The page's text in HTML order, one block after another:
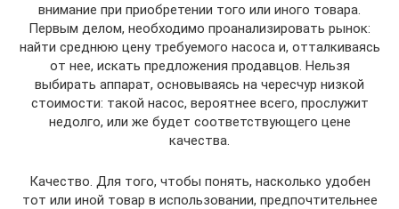
внимание при приобретении того или иного товара.
Первым делом, необходимо проанализировать рынок:
найти среднюю цену требуемого насоса и, отталкиваясь
от нее, искать предложения продавцов. Нельзя
выбирать аппарат, основываясь на чересчур низкой
стоимости: такой насос, вероятнее всего, прослужит
недолго, или же будет соответствующего цене
качества.
Качество. Для того, чтобы понять, насколько удобен
тот или иной товар в использовании, предпочтительнее